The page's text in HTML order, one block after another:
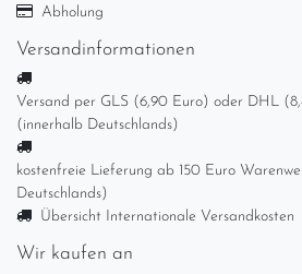
Abholung
Versandinformationen
Versand per GLS (6,90 Euro) oder DHL
(innerhalb Deutschlands)
kostenfreie Lieferung ab 150 Euro
Deutschlands)
Übersicht Internationale Versandkosten
Wir kaufen an